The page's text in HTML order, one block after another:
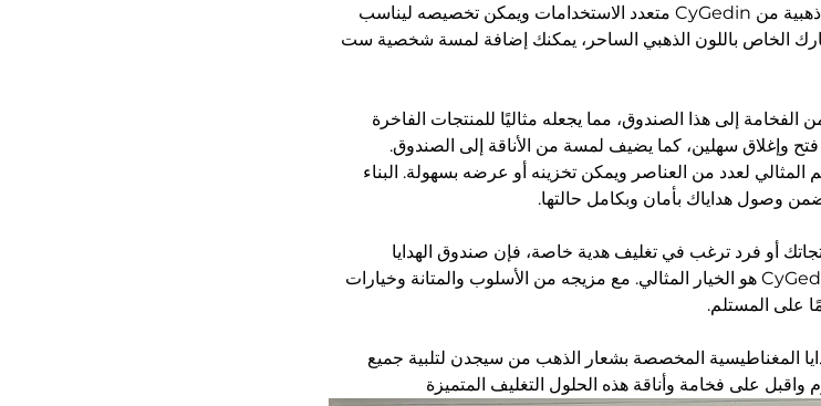
صندوق الهدايا المغناطيسي المخصص بشعارات ذهبية من CyGedin متعدد الاستخدامات ويمكن تخصيصه ليناسب
الخاص باللون الذهبي الساحر، يمكنك إضافة لمسة شخصية ست
إلى هذا الصندوق، مما يجعله مثاليًا للمنتجات الفاخرة
وإغلاق سهلين، كما يضيف لمسة من الأناقة إلى الصندوق.
المثالي لعدد من العناصر ويمكن تخزينه أو عرضه بسهولة. البناء
وصول هداياك بأمان وبكامل حالتها.
أو فرد ترغب في تغليف هدية خاصة، فإن صندوق الهدايا
المغناطيسي ذو الشعار الذهبي المخصص من CyGedin هو الخيار المثالي. مع مزيجه من الأسلوب والمتانة وخيارات
على المستلم.
المغناطيسية المخصصة بشعار الذهب من سيجدن لتلبية جميع
واقبل على فخامة وأناقة هذه الحلول التغليف المتميزة